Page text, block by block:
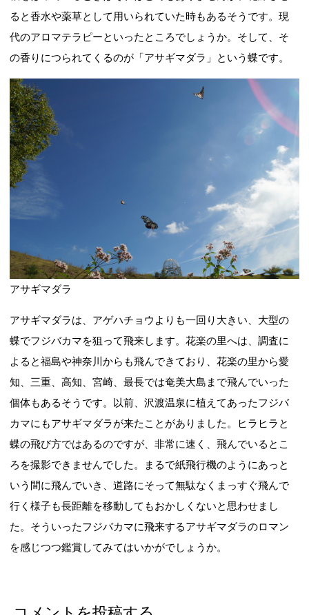
ると香水や薬草として用いられていた時もあるそうです。現
代のアロマテラピーといったところでしょうか。そして、そ
の香りにつられてくるのが「アサギマダラ」という蝶です。
アサギマダラ
アサギマダラは、アゲハチョウよりも一回り大きい、大型の
蝶でフジバカマを狙って飛来します。花楽の里へは、調査に
よると福島や神奈川からも飛んできており、花楽の里から愛
知、三重、高知、宮崎、最長では奄美大島まで飛んでいった
個体もあるそうです。以前、沢渡温泉に植えてあったフジバ
カマにもアサギマダラが来たことがありました。ヒラヒラと
蝶の飛び方ではあるのですが、非常に速く、飛んでいるとこ
ろを撮影できませんでした。まるで紙飛行機のようにあっと
いう間に飛んでいき、道路にそって無駄なくまっすぐ飛んで
行く様子も長距離を移動してもおかしくないと思わせまし
た。そういったフジバカマに飛来するアサギマダラのロマン
を感じつつ鑑賞してみてはいかがでしょうか。